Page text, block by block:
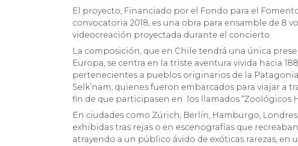
El proyecto, Financiado por el Fondo para el
convocatoria 2018, es una obra para ensamble de 8
videocreación proyectada durante el concierto.
La composición, que en Chile tendrá una única
Europa, se centra en la triste aventura vivida hacia
pertenecientes a pueblos originarios de la
Selk’nam, quienes fueron embarcados para viajar a
fin de que participasen en los llamados “Zoológicos
En ciudades como Zúrich, Berlín, Hamburgo,
exhibidas tras rejas o en escenografías que
atrayendo a un público ávido de exóticas rarezas, en